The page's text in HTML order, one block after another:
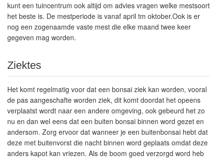
kunt een tuincentrum ook altijd om advies vragen welke mestsoort
het beste is. De mestperiode is vanaf april tm oktober.Ook is er
nog een zogenaamde vaste mest die elke maand twee keer
gegeven mag worden.
Ziektes
Het komt regelmatig voor dat een bonsai ziek kan worden, vooral
de pas aangeschafte worden ziek, dit komt doordat het opeens
verplaatst wordt naar een andere omgeving, ook gebeurd het zo
nu en dan wel eens dat een buiten bonsai binnen word gezet en
andersom. Zorg ervoor dat wanneer je een buitenbonsai hebt dat
deze met buitenvorst die nacht binnen word geplaats omdat deze
anders kapot kan vriezen. Als de boom goed verzorgd word heb